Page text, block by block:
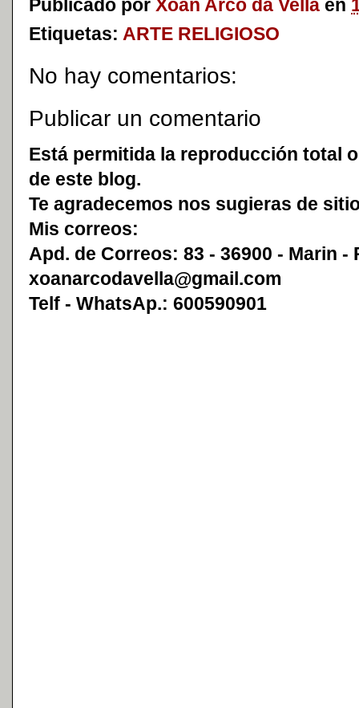
Publicado por Xoan Arco da Vella en
Etiquetas: ARTE RELIGIOSO
No hay comentarios:
Publicar un comentario
Está permitida la reproducción total
de este blog.
Te agradecemos nos sugieras de
Mis correos:
Apd. de Correos: 83 - 36900 - Marin -
xoanarcodavella@gmail.com
Telf - WhatsAp.: 600590901